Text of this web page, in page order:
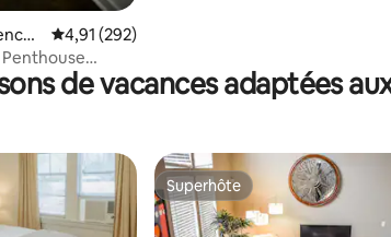
⋅
Évaluation moyenne sur la base de 292
4,91 (292)
de vacances adaptées
Superhôte
Superhôte